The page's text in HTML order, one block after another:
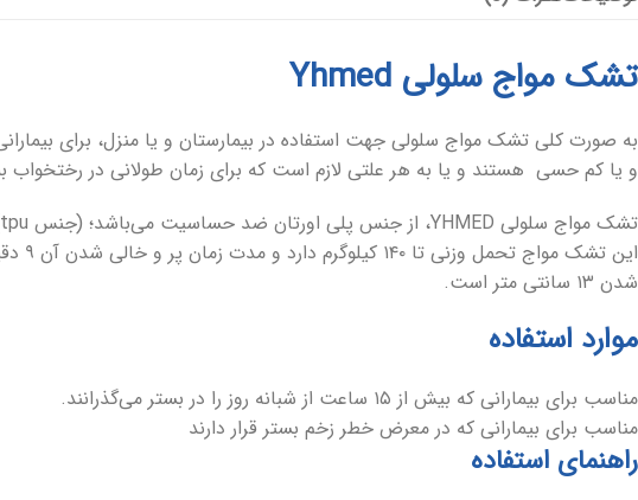
تشک مواج سلولی Yhmed
به صورت کلی تشک مواج سلولی جهت استفاده در بیمارستان و یا منزل، برای
و یا کم حسی هستند و یا به هر علتی لازم است که برای زمان طولانی در رختخواب
تشک مواج سلولی YHMED، از جنس پلی اورتان ضد حساسیت میباشد؛ (جنس tpu) . این تشک مواج سلولی در جلوگیری و بهبود زخم بستر بسیار موثر و کارآمد است.
شدن ۱۳ سانتی متر است.
موارد استفاده
مناسب برای بیمارانی که بیش از ۱۵ ساعت از شبانه روز را در بستر می‌گذرانند.
مناسب برای بیمارانی که در معرض خطر زخم بستر قرار دارند
راهنمای استفاده